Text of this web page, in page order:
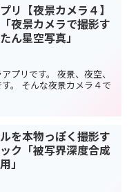
リ【夜景カメラ４】
夜景カメラで撮影す
ん星空写真」
プリです。 夜景、夜空、
。 そんな夜景カメラ４で
を本物っぽく撮影す
ク「被写界深度合成
」